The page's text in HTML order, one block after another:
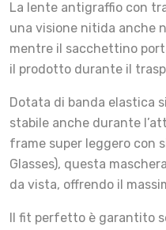
La lente antigraffio con
una visione nitida anche
mentre il sacchettino
il prodotto durante il
Dotata di banda elastica
stabile anche durante
frame super leggero con
Glasses), questa
da vista, offrendo il
Il fit perfetto è garantito